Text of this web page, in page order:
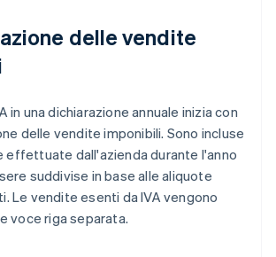
delle vendite
in una dichiarazione annuale inizia con
delle vendite imponibili. Sono incluse
effettuate dall'azienda durante l'anno
suddivise in base alle aliquote
Le vendite esenti da IVA vengono
voce riga separata.